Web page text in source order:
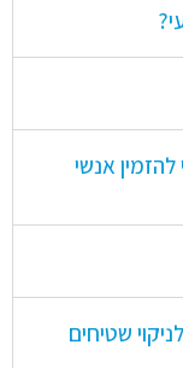
אנשי
שטיחים